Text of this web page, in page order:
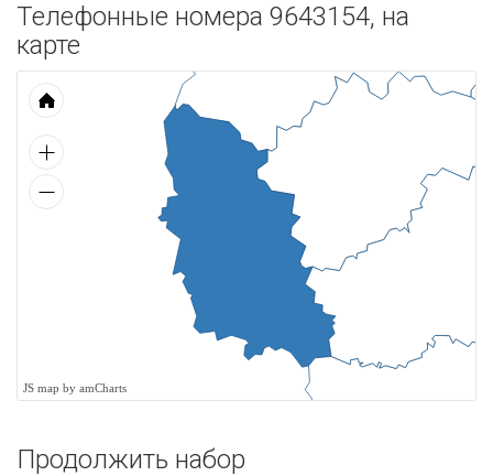
Телефонные номера 9643154, на
карте
JS map by amCharts
Продолжить набор